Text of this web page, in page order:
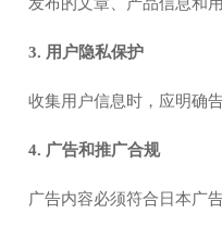
3. 用户隐私保护
收集用户信息时，应明确
4. 广告和推广合规
广告内容必须符合日本广